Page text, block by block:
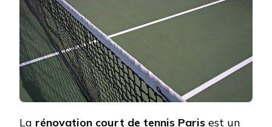
RÉPONDRE
AUX
ITF
?
La rénovation court de tennis Paris est un